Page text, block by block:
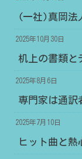
(一社)真岡法
2025年10月30日
机上の書類と
2025年8月6日
専門家は通訳
2025年7月10日
ヒット曲と